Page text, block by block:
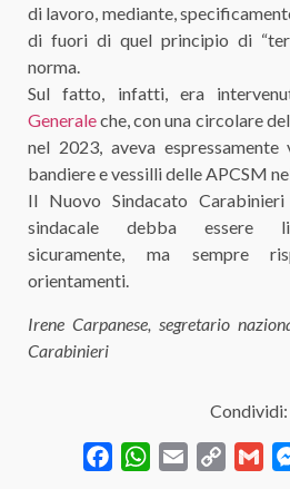
di lavoro, mediante,
di fuori di quel principio di
norma.
Sul fatto, infatti, era
Generaleche, con una circolare
nel 2023, aveva espressamente
bandiere e vessillidelle APCSM
Il Nuovo Sindacato
sindacale debba essere
sicuramente, ma sempre
orientamenti.
Irene Carpanese, segretario
Carabinieri
Condividi:
FacebookWhatsApp
Email
Copy